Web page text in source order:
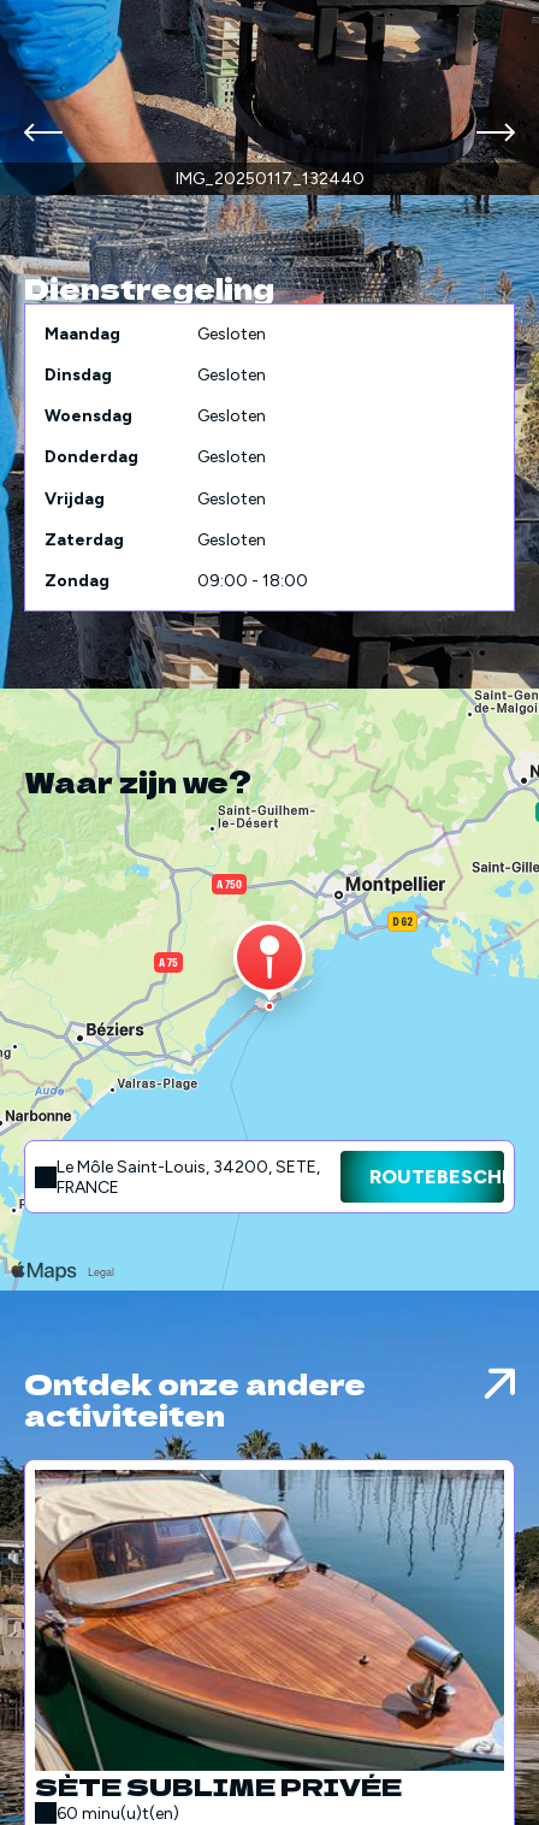
IMG_20250117_132440
Dienstregeling
Maandag Gesloten
Dinsdag Gesloten
Woensdag Gesloten
Donderdag Gesloten
Vrijdag Gesloten
Zaterdag Gesloten
Zondag 09:00 - 18:00
Waar zijn we?
Le Môle Saint-Louis, 34200, SETE,
FRANCE
Ontdek onze andere
activiteiten
SÈTE SUBLIME PRIVÉE
60 minu(u)t(en)